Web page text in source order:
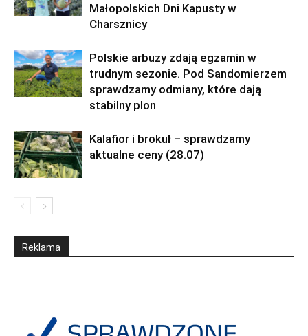
Małopolskich Dni Kapusty w
Charsznicy
Polskie arbuzy zdają egzamin w
trudnym sezonie. Pod Sandomierzem
sprawdzamy odmiany, które dają
stabilny plon
Kalafior i brokuł – sprawdzamy
aktualne ceny (28.07)
Reklama